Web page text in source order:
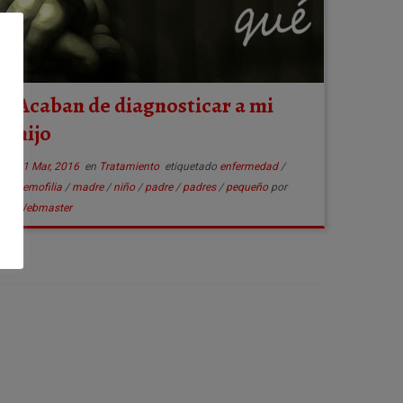
Acaban de diagnosticar a mi
hijo
31 Mar, 2016en Tratamiento etiquetado enfermedad/
hemofilia /madre/niño /padre/padres/pequeño por
Webmaster